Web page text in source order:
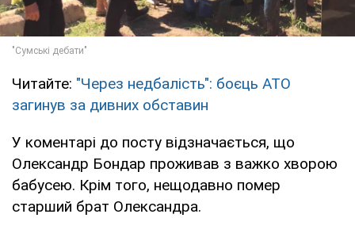
Читайте: "Через недбалість": боєць АТО
загинув за дивних обставин
У коментарі до посту відзначається, що
Олександр Бондар проживав з важко хворою
бабусею. Крім того, нещодавно помер
старший брат Олександра.